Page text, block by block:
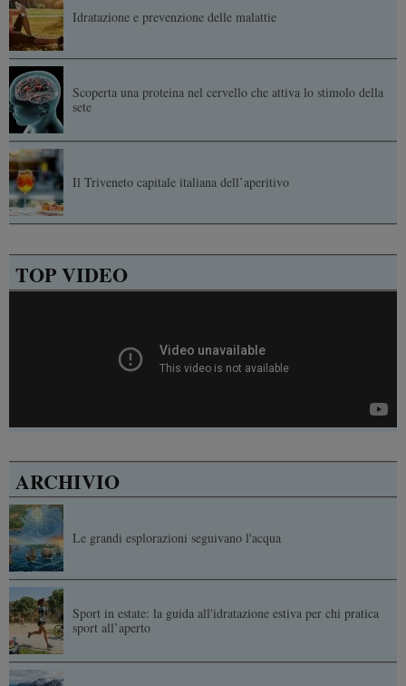
Idratazione e prevenzione delle malattie
Scoperta una proteina nel cervello che attiva lo stimolo della
sete
Il Triveneto capitale italiana dell’aperitivo
TOP VIDEO
ARCHIVIO
Le grandi esplorazioni seguivano l'acqua
Sport in estate: la guida all'idratazione estiva per chi pratica
sport all’aperto